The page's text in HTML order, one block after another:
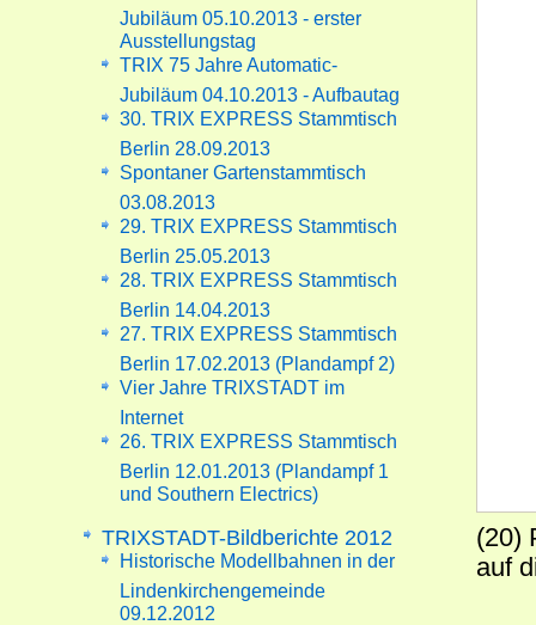
(20)
auf
Jubiläum 05.10.2013 - erster
Ausstellungstag
TRIX 75 Jahre Automatic-
Jubiläum 04.10.2013 - Aufbautag
30. TRIX EXPRESS Stammtisch
Berlin 28.09.2013
Spontaner Gartenstammtisch
03.08.2013
29. TRIX EXPRESS Stammtisch
Berlin 25.05.2013
28. TRIX EXPRESS Stammtisch
Berlin 14.04.2013
27. TRIX EXPRESS Stammtisch
Berlin 17.02.2013 (Plandampf 2)
Vier Jahre TRIXSTADT im
Internet
26. TRIX EXPRESS Stammtisch
Berlin 12.01.2013 (Plandampf 1
und Southern Electrics)
TRIXSTADT-Bildberichte 2012
Historische Modellbahnen in der
Lindenkirchengemeinde
09.12.2012